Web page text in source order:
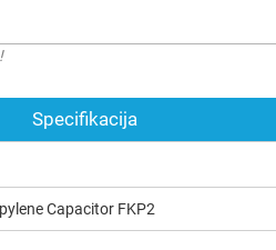
Specifikacija
Capacitor FKP2